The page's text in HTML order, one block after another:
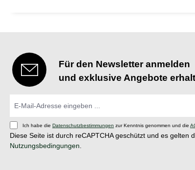
Für den Newsletter anmelden
und exklusive Angebote
Ich habe die Datenschutzbestimmungen zur Kenntnis genommen und die
Diese Seite ist durch reCAPTCHA geschützt und es gelten
Nutzungsbedingungen